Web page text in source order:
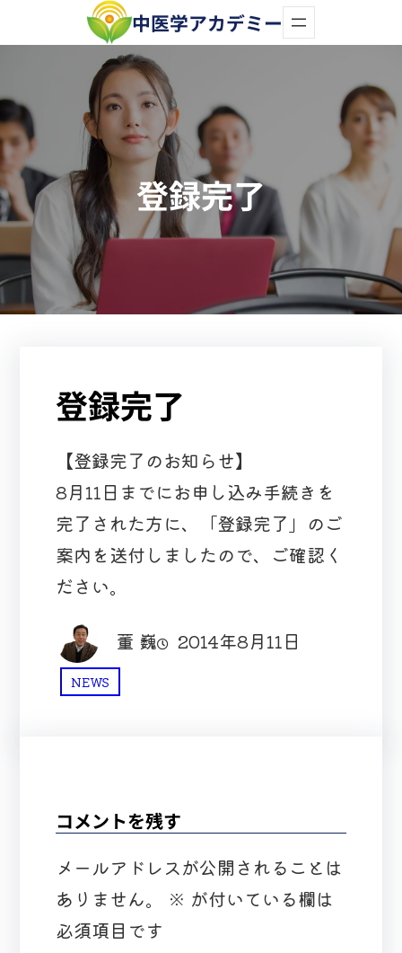
容
ス
キ
ッ
プ
中医学アカデミー
登録完了
登録完了
【登録完了のお知らせ】
8月11日までにお申し込み手続きを
完了された方に、「登録完了」のご
案内を送付しましたので、ご確認く
ださい。
董 巍 2014年8月11日
NEWS
コメントを残す
メールアドレスが公開されることは
ありません。
※ が付いている欄は
必須項目です